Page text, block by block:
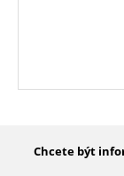
Chcete být